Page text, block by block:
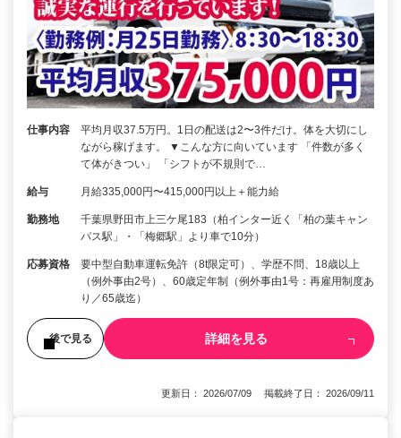
仕事内容
平均月収37.5万円。1日の配送は2〜3件だけ。体を大切にし
ながら稼げます。 ▼こんな方に向いています 「件数が多く
て体がきつい」 「シフトが不規則で…
給与 月給335,000円〜415,000円以上＋能力給
勤務地
千葉県野田市上三ケ尾183（柏インター近く「柏の葉キャン
パス駅」・「梅郷駅」より車で10分）
応募資格
要中型自動車運転免許（8t限定可）、学歴不問、18歳以上
（例外事由2号）、60歳定年制（例外事由1号：再雇用制度あ
り／65歳迄）
後で見る 詳細を見る
更新日： 2026/07/09 掲載終了日： 2026/09/11